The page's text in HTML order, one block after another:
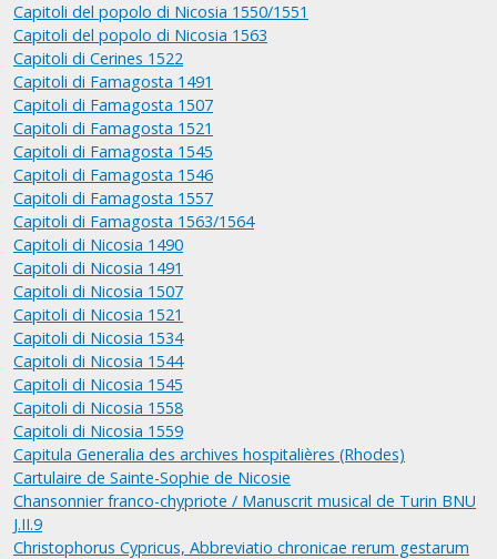
Capitoli del popolo di Nicosia 1550/1551
Capitoli del popolo di Nicosia 1563
Capitoli di Cerines 1522
Capitoli di Famagosta 1491
Capitoli di Famagosta 1507
Capitoli di Famagosta 1521
Capitoli di Famagosta 1545
Capitoli di Famagosta 1546
Capitoli di Famagosta 1557
Capitoli di Famagosta 1563/1564
Capitoli di Nicosia 1490
Capitoli di Nicosia 1491
Capitoli di Nicosia 1507
Capitoli di Nicosia 1521
Capitoli di Nicosia 1534
Capitoli di Nicosia 1544
Capitoli di Nicosia 1545
Capitoli di Nicosia 1558
Capitoli di Nicosia 1559
Capitula Generalia des archives hospitalières (Rhodes)
Cartulaire de Sainte-Sophie de Nicosie
Chansonnier franco-chypriote / Manuscrit musical de Turin BNU
J.II.9
Christophorus Cypricus, Abbreviatio chronicae rerum gestarum